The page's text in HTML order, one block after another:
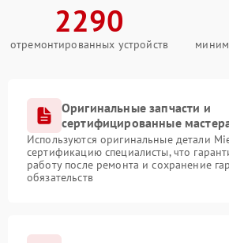
2290
отремонтированных устройств
Оригинальные запчасти и
сертифицированные
Используются оригинальные детали
сертификацию специалисты, что
работу после ремонта и сохранение
обязательств